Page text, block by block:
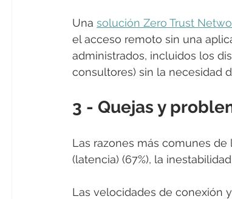
Una solución Zero Trust
el acceso remoto sin una
administrados, incluidos los
consultores) sin la necesidad
3 - Quejas y
Las razones más comunes
(latencia) (67%), la
Las velocidades de conexión